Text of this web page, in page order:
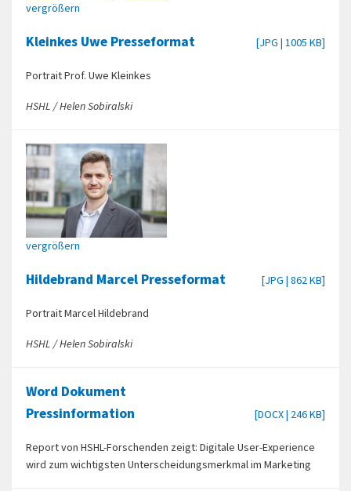
vergrößern
Kleinkes Uwe Presseformat [JPG | 1005 KB]
Portrait Prof. Uwe Kleinkes
HSHL / Helen Sobiralski
vergrößern
Hildebrand Marcel Presseformat [JPG | 862 KB]
Portrait Marcel Hildebrand
HSHL / Helen Sobiralski
Word Dokument
Pressinformation
[DOCX | 246 KB]
Report von HSHL-Forschenden zeigt: Digitale User-Experience
wird zum wichtigsten Unterscheidungsmerkmal im Marketing